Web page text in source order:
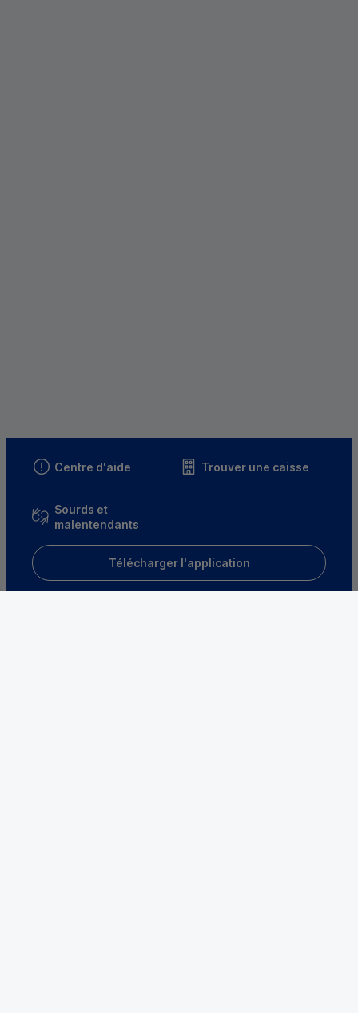
Centre d'aide Trouver une caisse
Sourds et
malentendants
Télécharger l'application